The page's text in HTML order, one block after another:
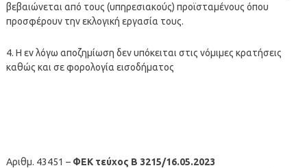
βεβαιώνεται από τους (υπηρεσιακούς) προϊσταμένους όπου
προσφέρουν την εκλογική εργασία τους.
4. Η εν λόγω αποζημίωση δεν υπόκειται στις νόμιμες κρατήσεις
καθώς και σε φορολογία εισοδήματος
Αριθμ. 43451 – ΦΕΚ τεύχος Β 3215/16.05.2023